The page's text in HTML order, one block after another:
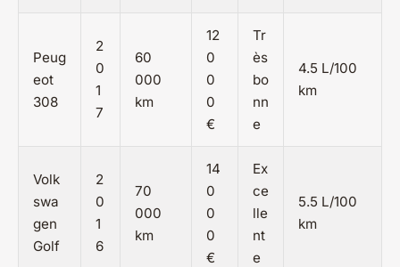
Peug
eot
308
2
0
1
7
60
000
km
12
0
0
0
€
Tr
ès
bo
nn
e
4.5 L/100
km
Volk
swa
gen
Golf
2
0
1
6
70
000
km
14
0
0
0
€
Ex
ce
lle
nt
e
5.5 L/100
km